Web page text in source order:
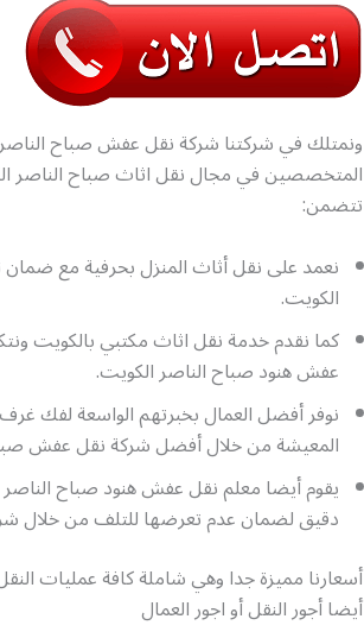
ونمتلك في شركتنا شركة نقل عفش صباح
المتخصصين في مجال نقل اثاث صباح الناصر
تتضمن:
نعمد على نقل أثاث المنزل بحرفية مع
الكويت.
كما نقدم خدمة نقل اثاث مكتبي بالكويت
عفش هنود صباح الناصر الكويت.
نوفر أفضل العمال بخبرتهم الواسعة لفك
المعيشة من خلال أفضل شركة نقل عفش
يقوم أيضا معلم نقل عفش هنود صباح الناصر
دقيق لضمان عدم تعرضها للتلف من خلال
أسعارنا مميزة جدا وهي شاملة كافة عمليات
أيضا أجور النقل أو اجور العمال